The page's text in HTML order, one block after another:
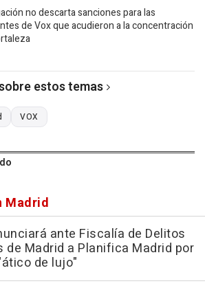
no descarta sanciones para las
de Vox que acudieron a la concentración
estos temas
VOX
Madrid
ante Fiscalía de Delitos
de Madrid a Planifica Madrid por
de lujo"